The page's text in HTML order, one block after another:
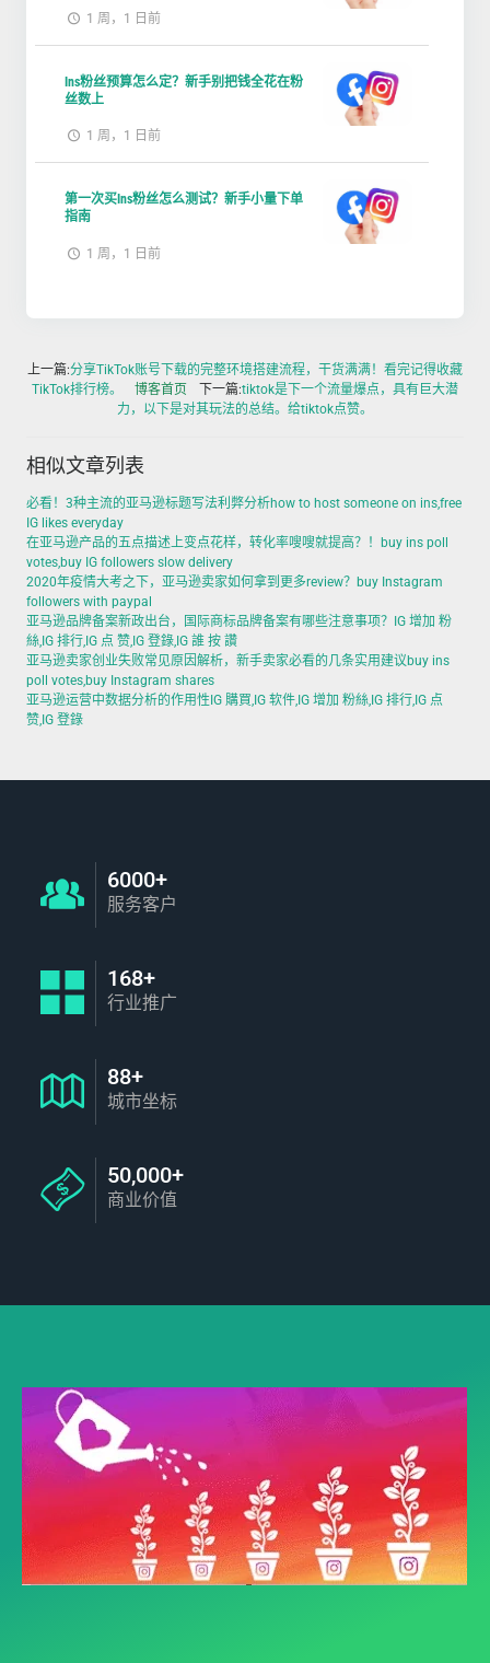
1 周，1 日前
Ins粉丝预算怎么定？新手别把钱全花在粉
丝数上
1 周，1 日前
第一次买Ins粉丝怎么测试？新手小量下单
指南
1 周，1 日前
上一篇:分享TikTok账号下载的完整环境搭建流程，干货满满！看完记得收藏
TikTok排行榜。
博客首页 下一篇:tiktok是下一个流量爆点，具有巨大潜
力，以下是对其玩法的总结。给tiktok点赞。
相似文章列表
必看！3种主流的亚马逊标题写法利弊分析how to host someone on ins,free
IG likes everyday
在亚马逊产品的五点描述上变点花样，转化率嗖嗖就提高？！buy ins poll
votes,buy IG followers slow delivery
2020年疫情大考之下，亚马逊卖家如何拿到更多review？buy Instagram
followers with paypal
亚马逊品牌备案新政出台，国际商标品牌备案有哪些注意事项？IG 增加 粉
絲,IG 排行,IG 点 赞,IG 登錄,IG 誰 按 讚
亚马逊卖家创业失败常见原因解析，新手卖家必看的几条实用建议buy ins
poll votes,buy Instagram shares
亚马逊运营中数据分析的作用性IG 購買,IG 软件,IG 增加 粉絲,IG 排行,IG 点
赞,IG 登錄
6000+
服务客户
168+
行业推广
88+
城市坐标
50,000+
商业价值